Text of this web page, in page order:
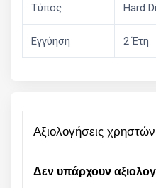
Τύπος Hard
Εγγύηση 2 Έτη
αξιολογήσεις χρηστών
Δεν υπάρχουν